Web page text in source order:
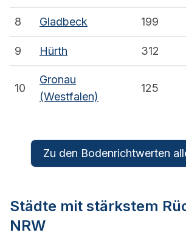
8 Gladbeck 199
9 Hürth 312
10
Gronau
(Westfalen)
125
Zu den Bodenrichtwerten
Städte mit stärkstem
NRW